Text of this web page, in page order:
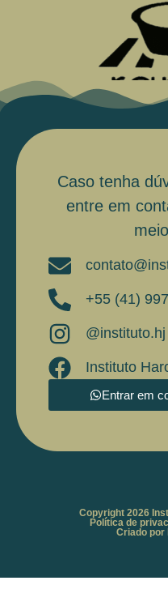
Caso tenha
entre em
+55 (41)
@instituto.hj
Instituto
Entrar em
Copyright 2026
Política de
Criado por